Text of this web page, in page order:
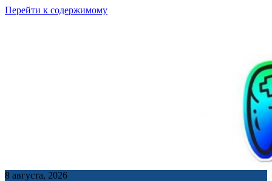
Перейти к содержимому
8 августа, 2026